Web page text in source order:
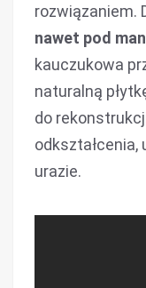
rozwiązaniem.
nawet pod
kauczukowa
naturalną
do
odkształcenia,
urazie.